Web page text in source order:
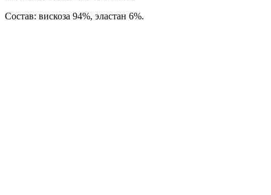
Состав: вискоза 94%, эластан 6%.